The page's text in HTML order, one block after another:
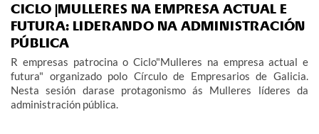
CICLO |MULLERES NA EMPRESA ACTUAL E
FUTURA: LIDERANDO NA ADMINISTRACIÓN
PÚBLICA
R empresas patrocina o Ciclo"Mulleres na empresa actual e
futura" organizado polo Círculo de Empresarios de Galicia.
Nesta sesión darase protagonismo ás Mulleres líderes da
administración pública.